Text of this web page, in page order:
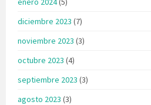
diciembre 2023 (7)
noviembre 2023 (3)
octubre 2023 (4)
septiembre 2023 (3)
agosto 2023 (3)